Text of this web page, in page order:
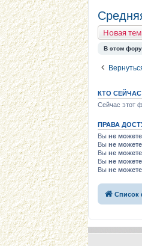
Новая
В этом
КТО
Сейчас этот
ПРАВА
Вы не можете
Вы не можете
Вы не можете
Вы не можете
Вы не можете
Список